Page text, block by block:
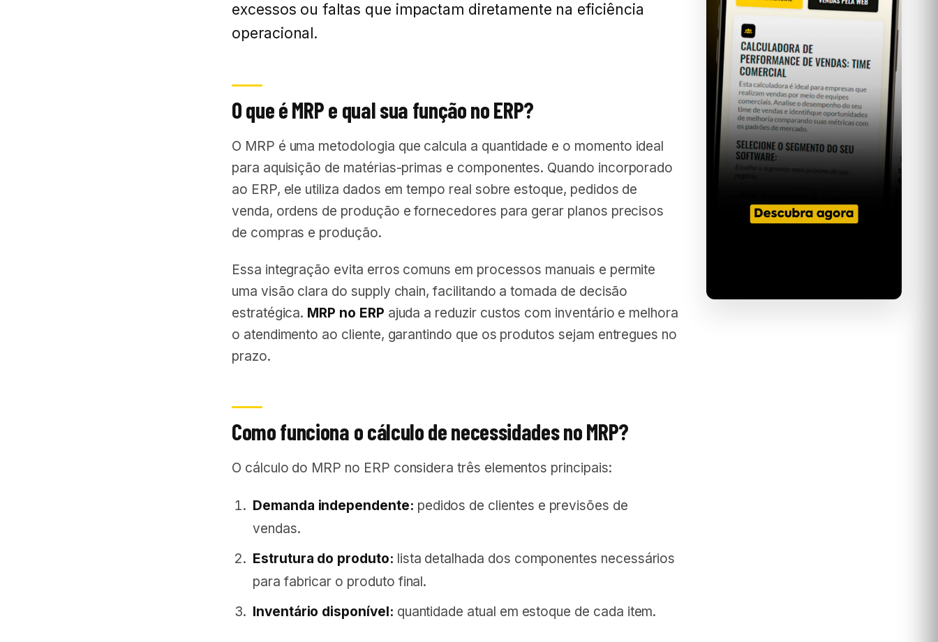
excessos ou faltas que impactam diretamente na eficiência
operacional.
O que é MRP e qual sua função no ERP?
O MRP é uma metodologia que calcula a quantidade e o momento ideal
para aquisição de matérias-primas e componentes. Quando incorporado
ao ERP, ele utiliza dados em tempo real sobre estoque, pedidos de
venda, ordens de produção e fornecedores para gerar planos precisos
de compras e produção.
Essa integração evita erros comuns em processos manuais e permite
uma visão clara do supply chain, facilitando a tomada de decisão
estratégica. MRP no ERP ajuda a reduzir custos com inventário e melhora
o atendimento ao cliente, garantindo que os produtos sejam entregues no
prazo.
Como funciona o cálculo de necessidades no MRP?
O cálculo do MRP no ERP considera três elementos principais:
Demanda independente: pedidos de clientes e previsões de
vendas.
Estrutura do produto: lista detalhada dos componentes necessários
para fabricar o produto final.
Inventário disponível: quantidade atual em estoque de cada item.